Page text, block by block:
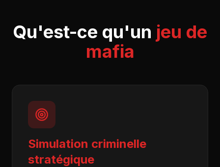
Qu'est-ce qu'un jeu de
mafia
Simulation criminelle
stratégique